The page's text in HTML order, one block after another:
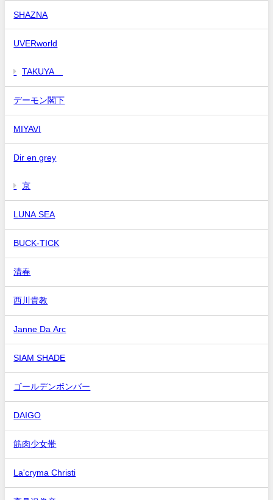
SHAZNA
UVERworld
TAKUYA∞
デーモン閣下
MIYAVI
Dir en grey
京
LUNA SEA
BUCK-TICK
清春
西川貴教
Janne Da Arc
SIAM SHADE
ゴールデンボンバー
DAIGO
筋肉少女帯
La'cryma Christi